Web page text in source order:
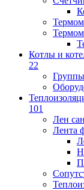
Котлы и
22
Группы
101
Лен
Лента